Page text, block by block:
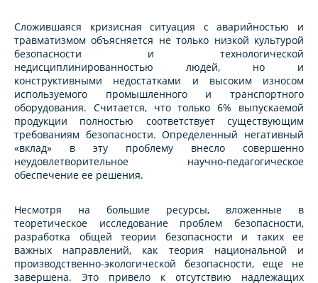
Сложившаяся кризисная ситуация с аварийностью и
травматизмом объясняется не только низкой культурой
безопасности и технологической
недисциплинированностью людей, но и
конструктивными недостатками и высоким износом
используемого промышленного и транспортного
оборудования. Считается, что только 6% выпускаемой
продукции полностью соответствует существующим
требованиям безопасности. Определенный негативный
«вклад» в эту проблему внесло совершенно
неудовлетворительное научно-педагогическое
обеспечение ее решения.
Несмотря на большие ресурсы, вложенные в
теоретическое исследование проблем безопасности,
разработка общей теории безопасности и таких ее
важных направлений, как теория национальной и
производственно-экологической безопасности, еще не
завершена. Это привело к отсутствию надлежащих